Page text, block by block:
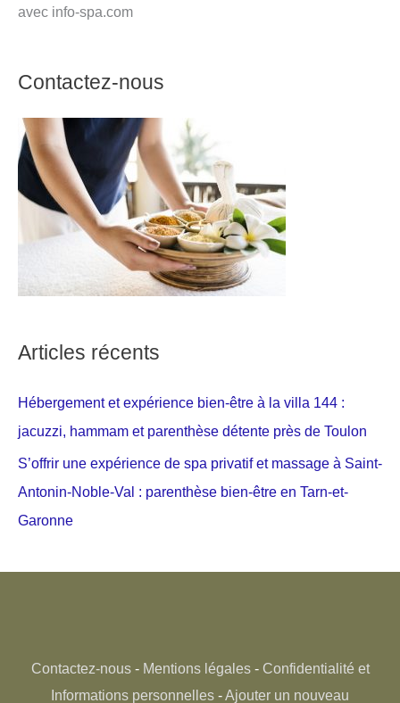
avec info-spa.com
Contactez-nous
Articles récents
Hébergement et expérience bien-être à la villa 144 :
jacuzzi, hammam et parenthèse détente près de Toulon
S’offrir une expérience de spa privatif et massage à Saint-
Antonin-Noble-Val : parenthèse bien-être en Tarn-et-
Garonne
Contactez-nous- Mentions légales- Confidentialité et
Informations personnelles -Ajouter un nouveau